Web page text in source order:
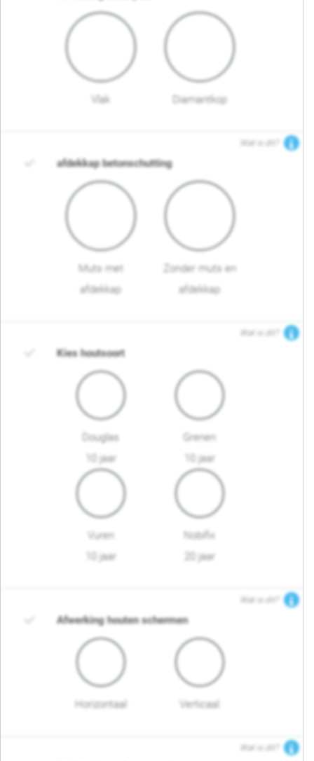
Vlak Diamantkop
Wat is dit?
afdekkap betonschutting
Muts met
afdekkap
Zonder muts en
afdekkap
Wat is dit?
Kies houtsoort
Douglas
10 jaar
Grenen
10 jaar
Vuren
10 jaar
Nobifix
20 jaar
Wat is dit?
Afwerking houten schermen
Horizontaal Verticaal
Wat is dit?